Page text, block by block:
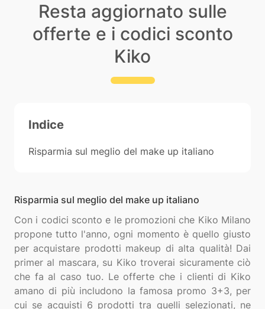
Resta aggiornato sulle
offerte e i codici sconto
Kiko
Indice
Risparmia sul meglio del make up italiano
Risparmia sul meglio del make up italiano
Con i codici sconto e le promozioni che Kiko Milano
propone tutto l'anno, ogni momento è quello giusto
per acquistare prodotti makeup di alta qualità! Dai
primer al mascara, su Kiko troverai sicuramente ciò
che fa al caso tuo. Le offerte che i clienti di Kiko
amano di più includono la famosa promo 3+3, per
cui se acquisti 6 prodotti tra quelli selezionati, ne